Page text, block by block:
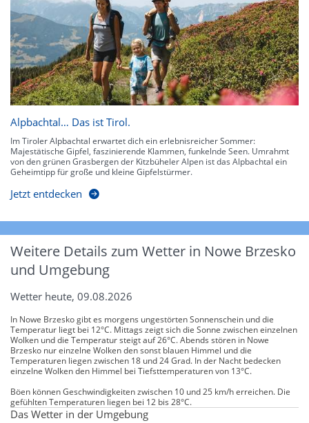
Alpbachtal… Das ist Tirol.
Im Tiroler Alpbachtal erwartet dich ein erlebnisreicher Sommer:
Majestätische Gipfel, faszinierende Klammen, funkelnde Seen. Umrahmt
von den grünen Grasbergen der Kitzbüheler Alpen ist das Alpbachtal ein
Geheimtipp für große und kleine Gipfelstürmer.
Jetzt entdecken
Weitere Details zum Wetter in Nowe Brzesko
und Umgebung
Wetter heute, 09.08.2026
In Nowe Brzesko gibt es morgens ungestörten Sonnenschein und die
Temperatur liegt bei 12°C. Mittags zeigt sich die Sonne zwischen einzelnen
Wolken und die Temperatur steigt auf 26°C. Abends stören in Nowe
Brzesko nur einzelne Wolken den sonst blauen Himmel und die
Temperaturen liegen zwischen 18 und 24 Grad. In der Nacht bedecken
einzelne Wolken den Himmel bei Tiefsttemperaturen von 13°C.
Böen können Geschwindigkeiten zwischen 10 und 25 km/h erreichen. Die
gefühlten Temperaturen liegen bei 12 bis 28°C.
Das Wetter in der Umgebung